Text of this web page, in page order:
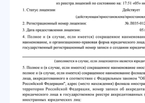
Информацию о закрытых акциях
и персональных бонусах
Новости о курсах, программах
и бесплатных мероприятиях
Подписаться и быть в курсе